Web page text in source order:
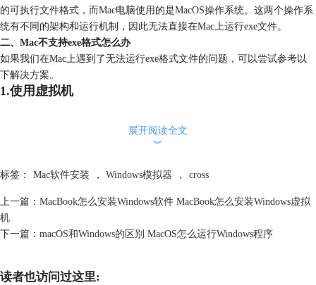
的可执行文件格式，而Mac电脑使用的是MacOS操作系统。这两个操作系
统有不同的架构和运行机制，因此无法直接在Mac上运行exe文件。
二、Mac不支持exe格式怎么办
如果我们在Mac上遇到了无法运行exe格式文件的问题，可以尝试参考以
下解决方案。
1.使用虚拟机
展开阅读全文
︾
标签： Mac软件安装 ， Windows模拟器 ， cross
上一篇： MacBook怎么安装Windows软件 MacBook怎么安装Windows虚拟
机
下一篇： macOS和Windows的区别 MacOS怎么运行Windows程序
读者也访问过这里: